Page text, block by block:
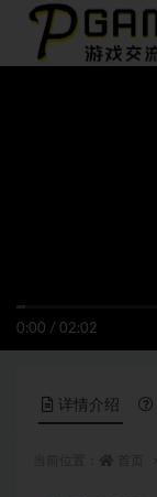
0:00 / 02:02
详情介绍
全部